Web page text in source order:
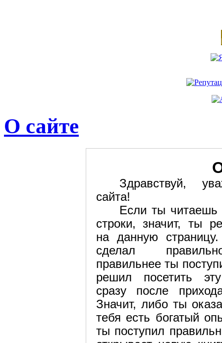
О сайте
Здравствуй,
сайта!
Если ты читаешь
строки, значит, ты
на данную
сделал
правильнее ты
решил посетить
сразу после
Значит, либо ты
тебя есть богатый
ты поступил